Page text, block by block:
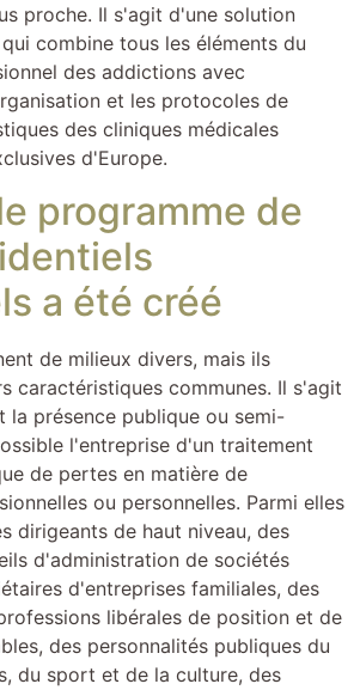
proche. Il s'agit d'une solution
combine tous les éléments du
des addictions avec
et les protocoles de
des cliniques médicales
d'Europe.
programme de
a été créé
de milieux divers, mais ils
caractéristiques communes. Il s'agit
la présence publique ou semi-
l'entreprise d'un traitement
de pertes en matière de
ou personnelles. Parmi elles
dirigeants de haut niveau, des
d'administration de sociétés
d'entreprises familiales, des
libérales de position et de
des personnalités publiques du
du sport et de la culture, des